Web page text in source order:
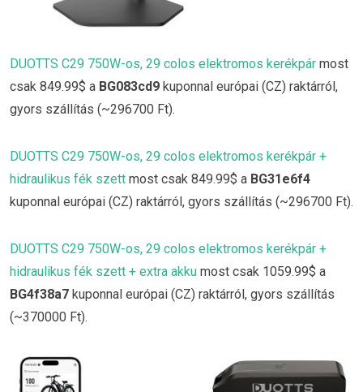
DUOTTS C29 750W-os, 29 colos elektromos kerékpár most
csak 849.99$ a BG083cd9 kuponnal európai (CZ) raktárról,
gyors szállítás (~296700 Ft).
DUOTTS C29 750W-os, 29 colos elektromos kerékpár +
hidraulikus fék szett most csak 849.99$ a BG31e6f4
kuponnal európai (CZ) raktárról, gyors szállítás (~296700 Ft).
DUOTTS C29 750W-os, 29 colos elektromos kerékpár +
hidraulikus fék szett + extra akku most csak 1059.99$ a
BG4f38a7 kuponnal európai (CZ) raktárról, gyors szállítás
(~370000 Ft).